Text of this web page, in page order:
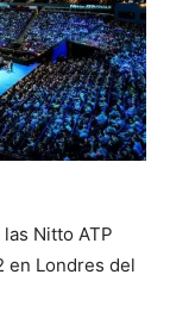
Nitto ATP
en Londres del